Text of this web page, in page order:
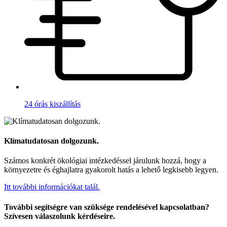
24 órás kiszállítás
Klímatudatosan dolgozunk.
Számos konkrét ökológiai intézkedéssel járulunk hozzá, hogy a
környezetre és éghajlatra gyakorolt hatás a lehető legkisebb legyen.
Itt további információkat talál.
További segítségre van szüksége rendelésével kapcsolatban?
Szívesen válaszolunk kérdéseire.